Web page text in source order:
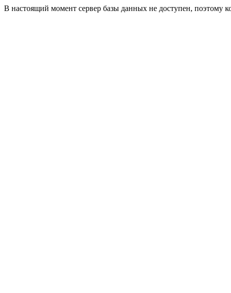
В настоящий момент сервер базы данных не доступен, поэтому